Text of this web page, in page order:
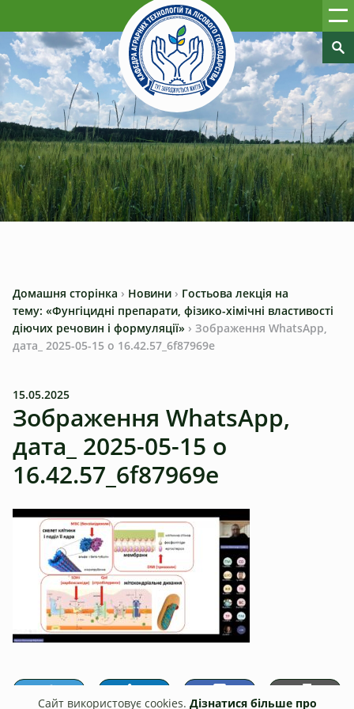
Домашня сторінка › Новини › Гостьова лекція на
тему: «Фунгіцидні препарати, фізико-хімічні властивості
діючих речовин і формуляції» › Зображення WhatsApp,
дата_ 2025-05-15 о 16.42.57_6f87969e
15.05.2025
Зображення WhatsApp,
дата_ 2025-05-15 о
16.42.57_6f87969e
Сайт використовує cookies. Дізнатися більше про